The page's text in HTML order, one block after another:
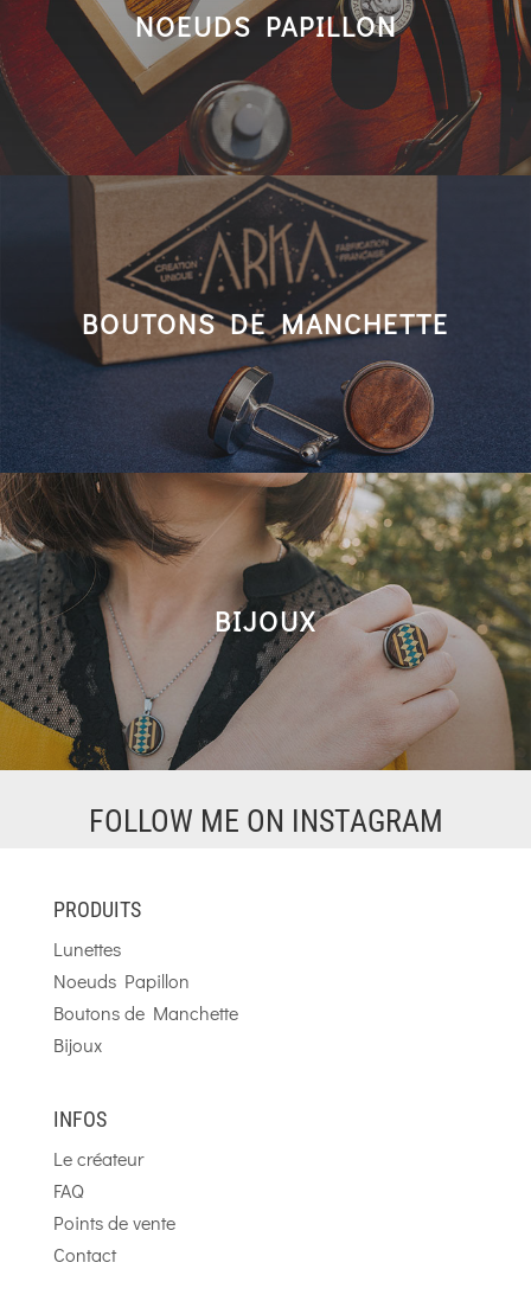
NOEUDS PAPILLON
BOUTONS DE MANCHETTE
BIJOUX
FOLLOW ME ON INSTAGRAM
PRODUITS
Lunettes
Noeuds Papillon
Boutons de Manchette
Bijoux
INFOS
Le créateur
FAQ
Points de vente
Contact